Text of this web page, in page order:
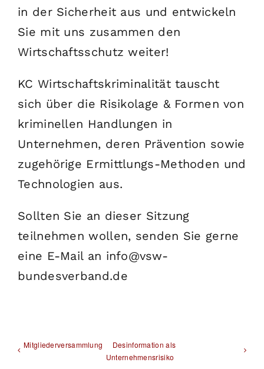
in der Sicherheit aus und entwickeln
Sie mit uns zusammen den
Wirtschaftsschutz weiter!
KC Wirtschaftskriminalität tauscht
sich über die Risikolage & Formen von
kriminellen Handlungen in
Unternehmen, deren Prävention sowie
zugehörige Ermittlungs-Methoden und
Technologien aus.
Sollten Sie an dieser Sitzung
teilnehmen wollen, senden Sie gerne
eine E-Mail an info@vsw-
bundesverband.de
Mitgliederversammlung
Desinformation als
Unternehmensrisiko